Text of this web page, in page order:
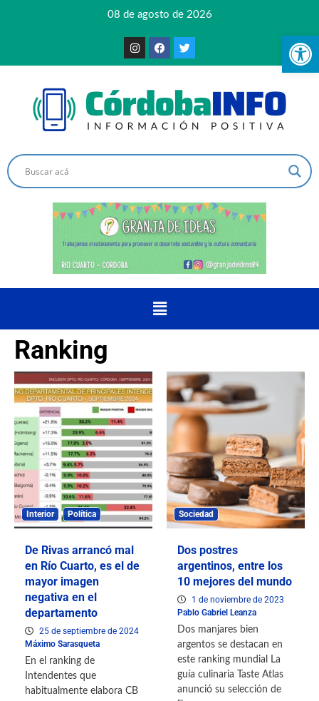
08 de agosto de 2026
Ranking
Interior Política
De Rivas arrancó mal
en Río Cuarto, es el de
mayor imagen
negativa en el
departamento
25 de septiembre de 2024
Máximo Sarasqueta
En el ranking de
Intendentes que
habitualmente elabora CB
Sociedad
Dos postres
argentinos, entre los
10 mejores del mundo
1 de noviembre de 2023
Pablo Gabriel Leanza
Dos manjares bien
argentos se destacan en
este ranking mundial La
guía culinaria Taste Atlas
anunció su selección de